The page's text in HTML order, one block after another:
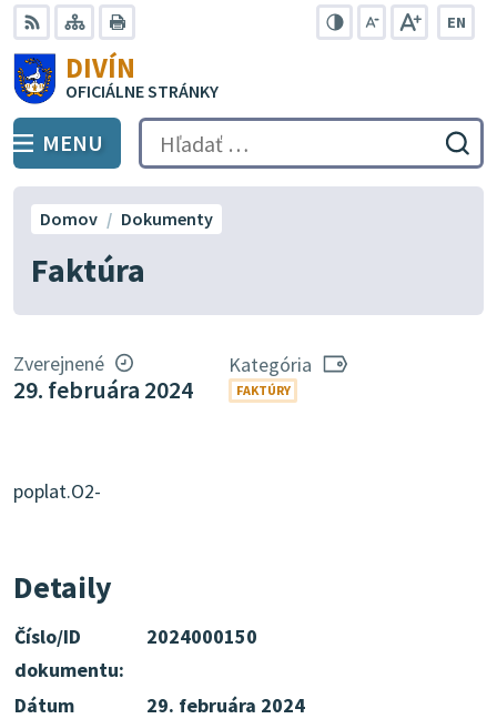
Preskočiť
na
obsah
RSS Mapa
EN
DIVÍN
OFICIÁLNE STRÁNKY
PREPNÚŤ
MENU Hľadať:
Faktúra
Domov Dokumenty
Zverejnené
29. februára 2024
Kategória
FAKTÚRY
poplat.O2-
Detaily
Číslo/ID
dokumentu:
2024000150
Dátum
29. februára 2024